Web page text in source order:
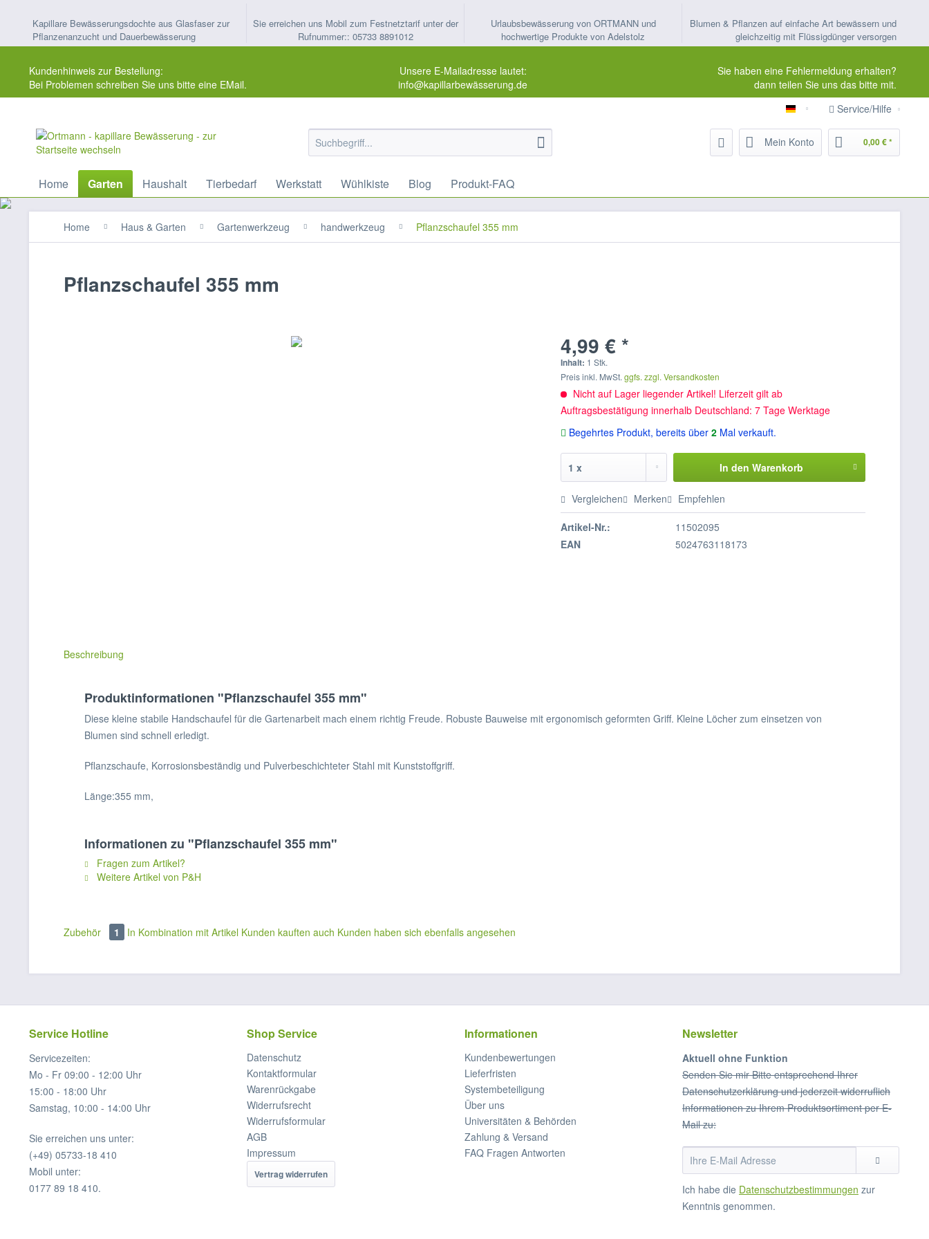
Kapillare Bewässerungsdochte aus Glasfaser zur
Pflanzenanzucht und Dauerbewässerung
Sie erreichen uns Mobil zum Festnetztarif unter der
Rufnummer:: 05733 8891012
Urlaubsbewässerung von ORTMANN und
hochwertige Produkte von Adelstolz
Blumen & Pflanzen auf einfache Art bewässern und
gleichzeitig mit Flüssigdünger versorgen
Kundenhinweis zur Bestellung:
Bei Problemen schreiben Sie uns bitte eine EMail.
Unsere E-Mailadresse lautet:
info@kapillarbewässerung.de
Sie haben eine Fehlermeldung erhalten?
dann teilen Sie uns das bitte mit.
ORTMANN-Service/Hilfe
Mein Konto 0,00 € *
Home Garten Haushalt Tierbedarf Werkstatt Wühlkiste Blog Produkt-FAQ
Home Haus & Garten Gartenwerkzeug handwerkzeug Pflanzschaufel 355 mm
Pflanzschaufel 355 mm
4,99 € *
Inhalt: 1 Stk.
Preis inkl. MwSt.ggfs. zzgl. Versandkosten
Nicht auf Lager liegender Artikel! Liferzeit gilt ab
Auftragsbestätigung innerhalb Deutschland: 7 Tage Werktage
Begehrtes Produkt, bereits über 2 Mal verkauft.
In den Warenkorb
Vergleichen Merken Empfehlen
Artikel-Nr.:
11502095
EAN
5024763118173
Beschreibung
Produktinformationen "Pflanzschaufel 355 mm"
Diese kleine stabile Handschaufel für die Gartenarbeit mach einem richtig Freude. Robuste Bauweise mit ergonomisch geformten Griff. Kleine Löcher zum einsetzen von
Blumen sind schnell erledigt.
Pflanzschaufe, Korrosionsbeständig und Pulverbeschichteter Stahl mit Kunststoffgriff.
Länge:355 mm,
Informationen zu "Pflanzschaufel 355 mm"
Fragen zum Artikel?
Weitere Artikel von P&H
Zubehör 1 In Kombination mit Artikel Kunden kauften auch Kunden haben sich ebenfalls angesehen
Service Hotline
Servicezeiten:
Mo - Fr 09:00 - 12:00 Uhr
15:00 - 18:00 Uhr
Samstag, 10:00 - 14:00 Uhr
Sie erreichen uns unter:
(+49) 05733-18 410
Mobil unter:
0177 89 18 410.
Shop Service
Datenschutz
Kontaktformular
Warenrückgabe
Widerrufsrecht
Widerrufsformular
AGB
Impressum
Vertrag widerrufen
Informationen
Kundenbewertungen
Lieferfristen
Systembeteiligung
Über uns
Universitäten & Behörden
Zahlung & Versand
FAQ Fragen Antworten
Newsletter
Aktuell ohne Funktion
Senden Sie mir Bitte entsprechend Ihrer
Datenschutzerklärung und jederzeit widerruflich
Informationen zu Ihrem Produktsortiment per E-
Mail zu:
Ich habe die Datenschutzbestimmungen zur
Kenntnis genommen.